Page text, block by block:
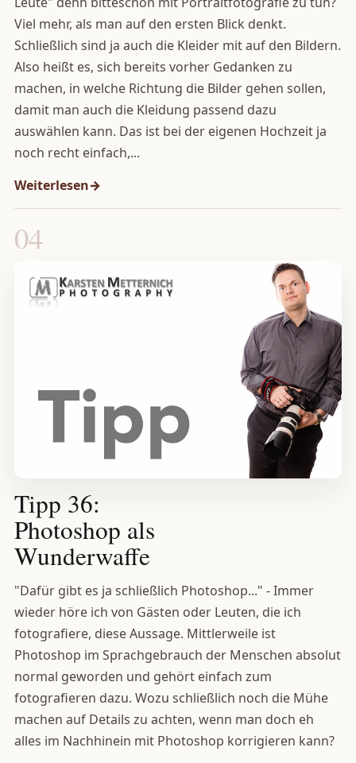
Viel mehr, als man auf den ersten Blick denkt.
Schließlich sind ja auch die Kleider mit auf den Bildern.
Also heißt es, sich bereits vorher Gedanken zu
machen, in welche Richtung die Bilder gehen sollen,
damit man auch die Kleidung passend dazu
auswählen kann. Das ist bei der eigenen Hochzeit ja
noch recht einfach,...
Weiterlesen
04
Tipp 36:
Photoshop als
Wunderwaffe
"Dafür gibt es ja schließlich Photoshop..." - Immer
wieder höre ich von Gästen oder Leuten, die ich
fotografiere, diese Aussage. Mittlerweile ist
Photoshop im Sprachgebrauch der Menschen absolut
normal geworden und gehört einfach zum
fotografieren dazu. Wozu schließlich noch die Mühe
machen auf Details zu achten, wenn man doch eh
alles im Nachhinein mit Photoshop korrigieren kann?